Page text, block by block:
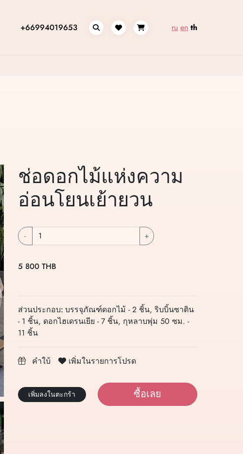
+66994019653 ru en th
ช่อดอกไม้แห่งความ
อ่อนโยนเย้ายวน
- +
5 800 THB
ส่วนประกอบ: บรรจุภัณฑ์ดอกไม้ - 2 ชิ้น, ริบบิ้นซาติน
- 1 ชิ้น, ดอกไฮเดรนเยีย - 7 ชิ้น, กุหลาบพุ่ม 50 ซม. -
11 ชิ้น
คำใบ้ เพิ่มในรายการโปรด
เพิ่มลงในตะกร้า ซื้อเลย